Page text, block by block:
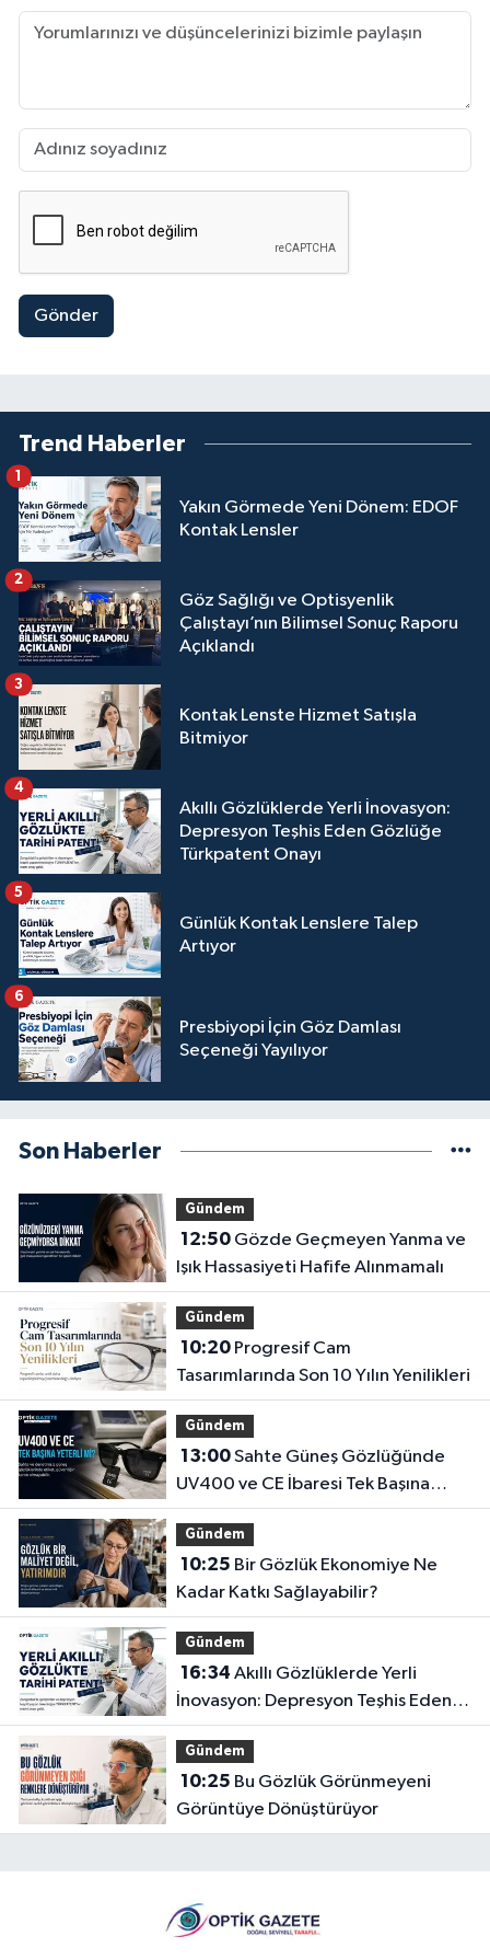
Gönder
Trend Haberler
Yakın Görmede Yeni Dönem: EDOF
Kontak Lensler
1
Göz Sağlığı ve Optisyenlik
Çalıştayı’nın Bilimsel Sonuç Raporu
Açıklandı
2
Kontak Lenste Hizmet Satışla
Bitmiyor
3
Akıllı Gözlüklerde Yerli İnovasyon:
Depresyon Teşhis Eden Gözlüğe
Türkpatent Onayı
4
Günlük Kontak Lenslere Talep
Artıyor
5
Presbiyopi İçin Göz Damlası
Seçeneği Yayılıyor
6
Son Haberler
Gündem
12:50Gözde Geçmeyen Yanma ve
Işık Hassasiyeti Hafife Alınmamalı
Gündem
10:20Progresif Cam
Tasarımlarında Son 10 Yılın Yenilikleri
Gündem
13:00Sahte Güneş Gözlüğünde
UV400 ve CE İbaresi Tek Başına
Yeterli mi?
Gündem
10:25
Kadar Katkı Sağlayabilir?
Gündem
16:34
İnovasyon: Depresyon Teşhis Eden
Gözlüğe Türkpatent Onayı
Gündem
10:25
Görüntüye Dönüştürüyor